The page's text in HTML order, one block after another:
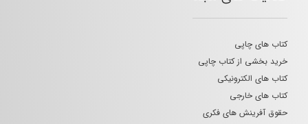
کتاب های چاپی
خرید بخشی از کتاب چاپی
کتاب های الکترونیکی
کتاب های خارجی
حقوق آفرینش های فکری